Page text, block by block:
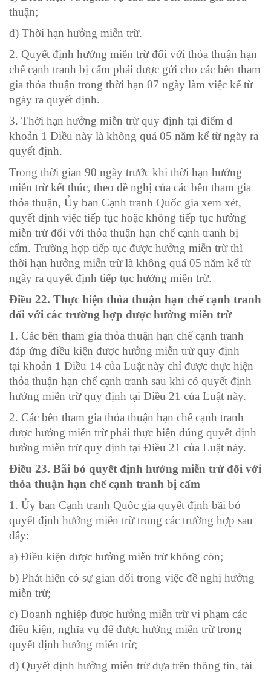
thuận;
d) Thời hạn hưởng miễn trừ.
2. Quyết định hưởng miễn trừ đối với thỏa thuận hạn
chế cạnh tranh bị cấm phải được gửi cho các bên tham
gia thỏa thuận trong thời hạn 07 ngày làm việc kể từ
ngày ra quyết định.
3. Thời hạn hưởng miễn trừ quy định tại điểm d
khoản 1 Điều này là không quá 05 năm kể từ ngày ra
quyết định.
Trong thời gian 90 ngày trước khi thời hạn hưởng
miễn trừ kết thúc, theo đề nghị của các bên tham gia
thỏa thuận, Ủy ban Cạnh tranh Quốc gia xem xét,
quyết định việc tiếp tục hoặc không tiếp tục hưởng
miễn trừ đối với thỏa thuận hạn chế cạnh tranh bị
cấm. Trường hợp tiếp tục được hưởng miễn trừ thì
thời hạn hưởng miễn trừ là không quá 05 năm kể từ
ngày ra quyết định tiếp tục hưởng miễn trừ.
Điều 22. Thực hiện thỏa thuận hạn chế cạnh tranh
đối với các trường hợp được hưởng miễn trừ
1. Các bên tham gia thỏa thuận hạn chế cạnh tranh
đáp ứng điều kiện được hưởng miễn trừ quy định
tại khoản 1 Điều 14 của Luật này chỉ được thực hiện
thỏa thuận hạn chế cạnh tranh sau khi có quyết định
hưởng miễn trừ quy định tại Điều 21 của Luật này.
2. Các bên tham gia thỏa thuận hạn chế cạnh tranh
được hưởng miễn trừ phải thực hiện đúng quyết định
hưởng miễn trừ quy định tại Điều 21 của Luật này.
Điều 23. Bãi bỏ quyết định hưởng miễn trừ đối với
thỏa thuận hạn chế cạnh tranh bị cấm
1. Ủy ban Cạnh tranh Quốc gia quyết định bãi bỏ
quyết định hưởng miễn trừ trong các trường hợp sau
đây:
a) Điều kiện được hưởng miễn trừ không còn;
b) Phát hiện có sự gian dối trong việc đề nghị hưởng
miễn trừ;
c) Doanh nghiệp được hưởng miễn trừ vi phạm các
điều kiện, nghĩa vụ để được hưởng miễn trừ trong
quyết định hưởng miễn trừ;
d) Quyết định hưởng miễn trừ dựa trên thông tin, tài